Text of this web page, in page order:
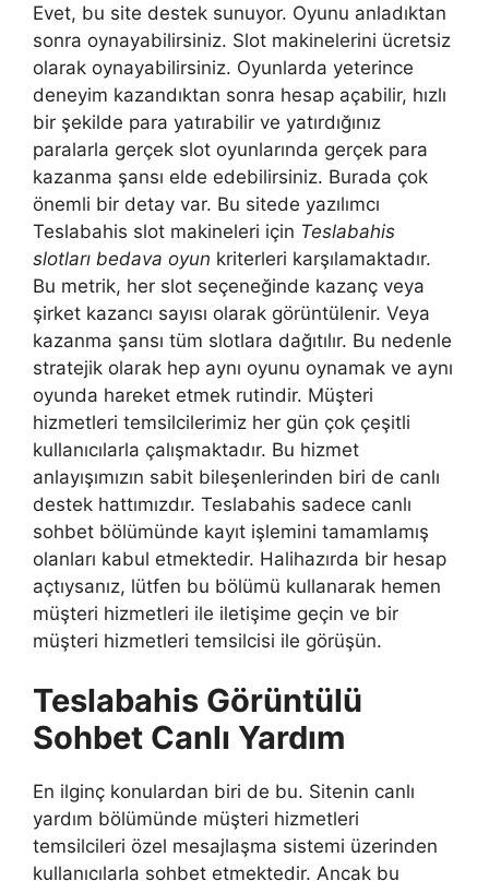
Evet, bu site destek sunuyor. Oyunu anladıktan
sonra oynayabilirsiniz. Slot makinelerini ücretsiz
olarak oynayabilirsiniz. Oyunlarda yeterince
deneyim kazandıktan sonra hesap açabilir, hızlı
bir şekilde para yatırabilir ve yatırdığınız
paralarla gerçek slot oyunlarında gerçek para
kazanma şansı elde edebilirsiniz. Burada çok
önemli bir detay var. Bu sitede yazılımcı
Teslabahis slot makineleri için Teslabahis
slotları bedava oyun kriterleri karşılamaktadır.
Bu metrik, her slot seçeneğinde kazanç veya
şirket kazancı sayısı olarak görüntülenir. Veya
kazanma şansı tüm slotlara dağıtılır. Bu nedenle
stratejik olarak hep aynı oyunu oynamak ve aynı
oyunda hareket etmek rutindir. Müşteri
hizmetleri temsilcilerimiz her gün çok çeşitli
kullanıcılarla çalışmaktadır. Bu hizmet
anlayışımızın sabit bileşenlerinden biri de canlı
destek hattımızdır. Teslabahis sadece canlı
sohbet bölümünde kayıt işlemini tamamlamış
olanları kabul etmektedir. Halihazırda bir hesap
açtıysanız, lütfen bu bölümü kullanarak hemen
müşteri hizmetleri ile iletişime geçin ve bir
müşteri hizmetleri temsilcisi ile görüşün.
Teslabahis Görüntülü
Sohbet Canlı Yardım
En ilginç konulardan biri de bu. Sitenin canlı
yardım bölümünde müşteri hizmetleri
temsilcileri özel mesajlaşma sistemi üzerinden
kullanıcılarla sohbet etmektedir. Ancak bu